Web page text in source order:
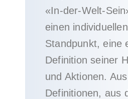
«In-der-Welt-
einen individuellen
Standpunkt, eine
Definition seiner
und Aktionen.
Definitionen, aus